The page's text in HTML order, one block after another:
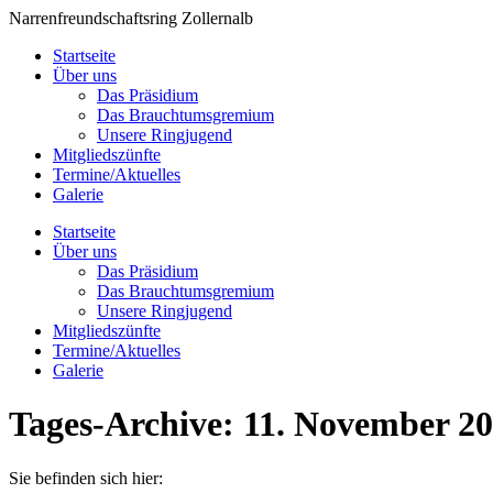
Zum
springen
Narrenfreundschaftsring Zollernalb
Startseite
Über uns
Das Präsidium
Das Brauchtumsgremium
Unsere Ringjugend
Mitgliedszünfte
Termine/Aktuelles
Galerie
Startseite
Über uns
Das Präsidium
Das Brauchtumsgremium
Unsere Ringjugend
Mitgliedszünfte
Termine/Aktuelles
Galerie
Tages-Archive: 11. November
Sie befinden sich hier: